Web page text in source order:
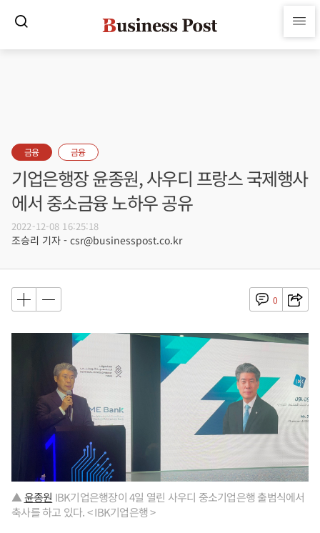
금융 금융
기업은행장 윤종원, 사우디 프랑스 국제행사
에서 중소금융 노하우 공유
2022-12-08 16:25:18
조승리 기자 - csr@businesspost.co.kr
0
▲윤종원 IBK기업은행장이 4일 열린 사우디 중소기업은행 출범식에서
축사를 하고 있다. < IBK기업은행 >